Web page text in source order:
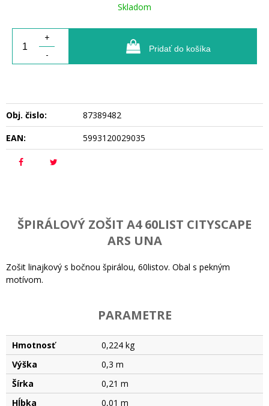
Skladom
+
-
Pridať do košíka
Obj. čislo:
87389482
EAN:
5993120029035
ŠPIRÁLOVÝ ZOŠIT A4 60LIST CITYSCAPE
ARS UNA
Zošit linajkový s bočnou špirálou, 60listov. Obal s pekným
motívom.
PARAMETRE
Hmotnosť
0,224 kg
Výška
0,3 m
Šírka
0,21 m
Hĺbka
0,01 m